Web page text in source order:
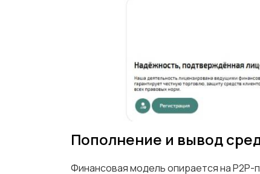
Пополнение и вывод
Финансовая модель опирается на